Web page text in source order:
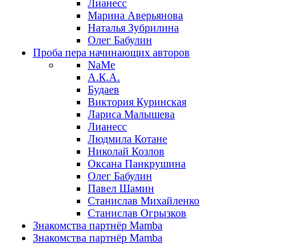
Лианесс
Марина Аверьянова
Наталья Зубрилина
Олег Бабулин
Проба пера начинающих авторов
NaMe
А.К.А.
Будаев
Виктория Куринская
Лариса Малышева
Лианесс
Людмила Котане
Николай Козлов
Оксана Панкрушина
Олег Бабулин
Павел Шамин
Станислав Михайленко
Станислав Огрызков
Знакомства партнёр Mamba
Знакомства партнёр Mamba